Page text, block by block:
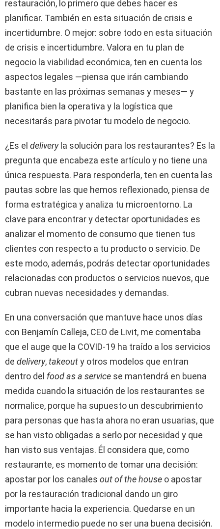
restauración, lo primero que debes hacer es
planificar. También en esta situación de crisis e
incertidumbre. O mejor: sobre todo en esta situación
de crisis e incertidumbre. Valora en tu plan de
negocio la viabilidad económica, ten en cuenta los
aspectos legales —piensa que irán cambiando
bastante en las próximas semanas y meses— y
planifica bien la operativa y la logística que
necesitarás para pivotar tu modelo de negocio.
¿Es el deliveryla solución para los restaurantes? Es la
pregunta que encabeza este artículo y no tiene una
única respuesta. Para responderla, ten en cuenta las
pautas sobre las que hemos reflexionado, piensa de
forma estratégica y analiza tu microentorno. La
clave para encontrar y detectar oportunidades es
analizar el momento de consumo que tienen tus
clientes con respecto a tu producto o servicio. De
este modo, además, podrás detectar oportunidades
relacionadas con productos o servicios nuevos, que
cubran nuevas necesidades y demandas.
En una conversación que mantuve hace unos días
con Benjamín Calleja, CEO de Livit, me comentaba
que el auge que la COVID-19 ha traído a los servicios
de delivery,takeouty otros modelos que entran
dentro del food as a service se mantendrá en buena
medida cuando la situación de los restaurantes se
normalice, porque ha supuesto un descubrimiento
para personas que hasta ahora no eran usuarias, que
se han visto obligadas a serlo por necesidad y que
han visto sus ventajas. Él considera que, como
restaurante, es momento de tomar una decisión:
apostar por los canales out of the house o apostar
por la restauración tradicional dando un giro
importante hacia la experiencia. Quedarse en un
modelo intermedio puede no ser una buena decisión.